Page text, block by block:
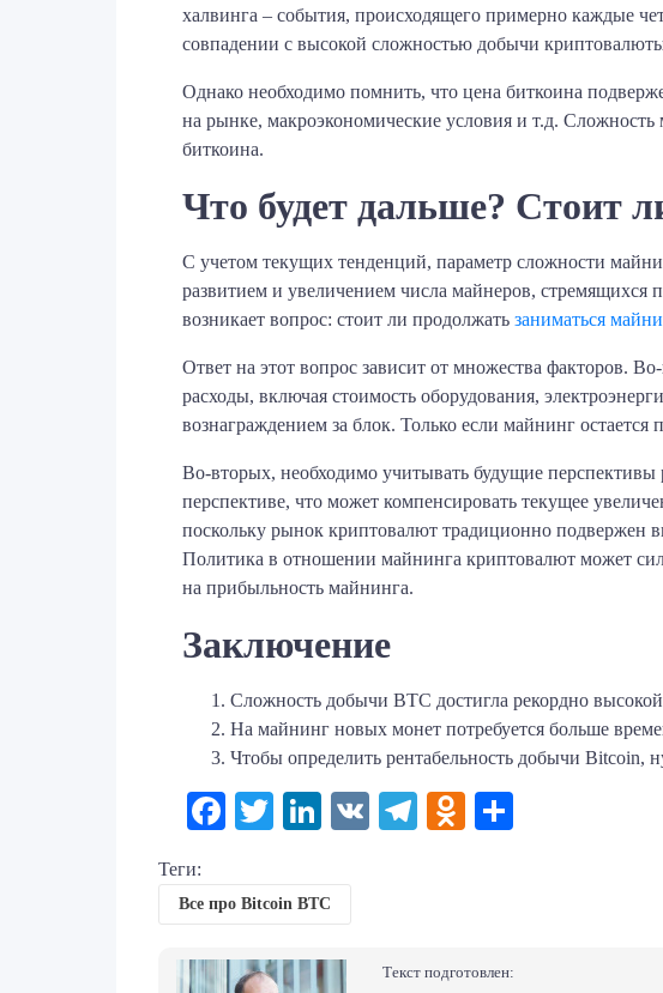
халвинга – события, происходящего примерно каждые
совпадении с высокой сложностью добычи
Однако необходимо помнить, что цена биткоина
на рынке, макроэкономические условия и т.д.
биткоина.
Что будет дальше? Стоит
С учетом текущих тенденций, параметр сложности
развитием и увеличением числа майнеров,
возникает вопрос: стоит ли продолжать заниматься
Ответ на этот вопрос зависит от множества факторов.
расходы, включая стоимость оборудования,
вознаграждением за блок. Только если майнинг
Во-вторых, необходимо учитывать будущие
перспективе, что может компенсировать текущее
поскольку рынок криптовалют традиционно подвержен
Политика в отношении майнинга криптовалют может
на прибыльность майнинга.
Заключение
Сложность добычи BTC достигла рекордно
На майнинг новых монет потребуется больше
Чтобы определить рентабельность добычи Bitcoin,
Facebook
TwitterLinkedIn
VK Telegram
Odnoklassniki
Теги:
Все про Bitcoin BTC
Текст подготовлен: